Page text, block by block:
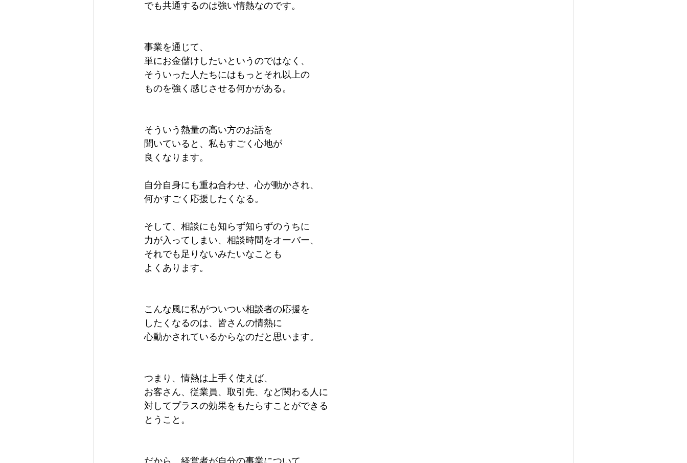
でも共通するのは強い情熱なのです。
事業を通じて、
単にお金儲けしたいというのではなく、
そういった人たちにはもっとそれ以上の
ものを強く感じさせる何かがある。
そういう熱量の高い方のお話を
聞いていると、私もすごく心地が
良くなります。
自分自身にも重ね合わせ、心が動かされ、
何かすごく応援したくなる。
そして、相談にも知らず知らずのうちに
力が入ってしまい、相談時間をオーバー、
それでも足りないみたいなことも
よくあります。
こんな風に私がついつい相談者の応援を
したくなるのは、皆さんの情熱に
心動かされているからなのだと思います。
つまり、情熱は上手く使えば、
お客さん、従業員、取引先、など関わる人に
対してプラスの効果をもたらすことができる
とうこと。
だから、経営者が自分の事業について